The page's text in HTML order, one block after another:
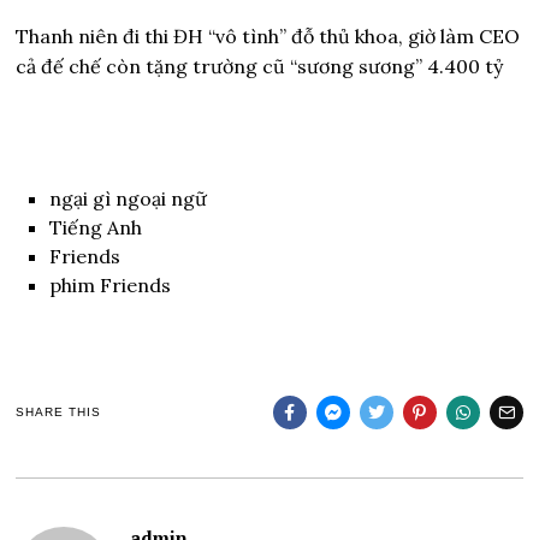
Thanh niên đi thi ĐH “vô tình” đỗ thủ khoa, giờ làm CEO
cả đế chế còn tặng trường cũ “sương sương” 4.400 tỷ
ngại gì ngoại ngữ
Tiếng Anh
Friends
phim Friends
SHARE THIS